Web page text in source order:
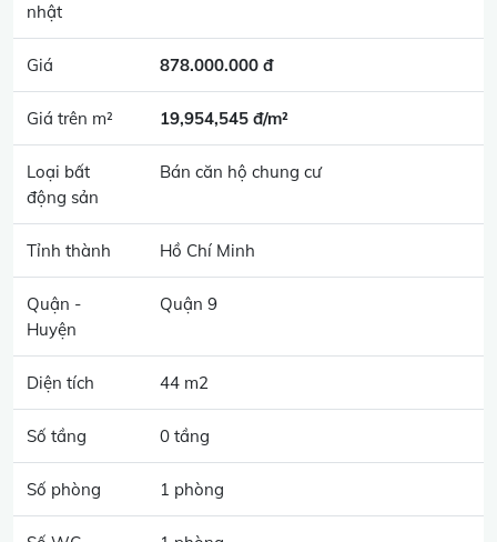
nhật
Giá 878.000.000 đ
Giá trên m² 19,954,545 đ/m²
Loại bất
động sản
Bán căn hộ chung cư
Tỉnh thành Hồ Chí Minh
Quận -
Huyện
Quận 9
Diện tích 44 m2
Số tầng 0 tầng
Số phòng 1 phòng